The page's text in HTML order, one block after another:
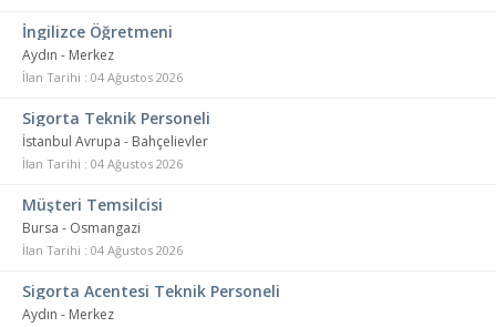
İngilizce Öğretmeni
Aydın - Merkez
İlan Tarihi : 04 Ağustos 2026
Sigorta Teknik Personeli
İstanbul Avrupa - Bahçelievler
İlan Tarihi : 04 Ağustos 2026
Müşteri Temsilcisi
Bursa - Osmangazi
İlan Tarihi : 04 Ağustos 2026
Sigorta Acentesi Teknik Personeli
Aydın - Merkez